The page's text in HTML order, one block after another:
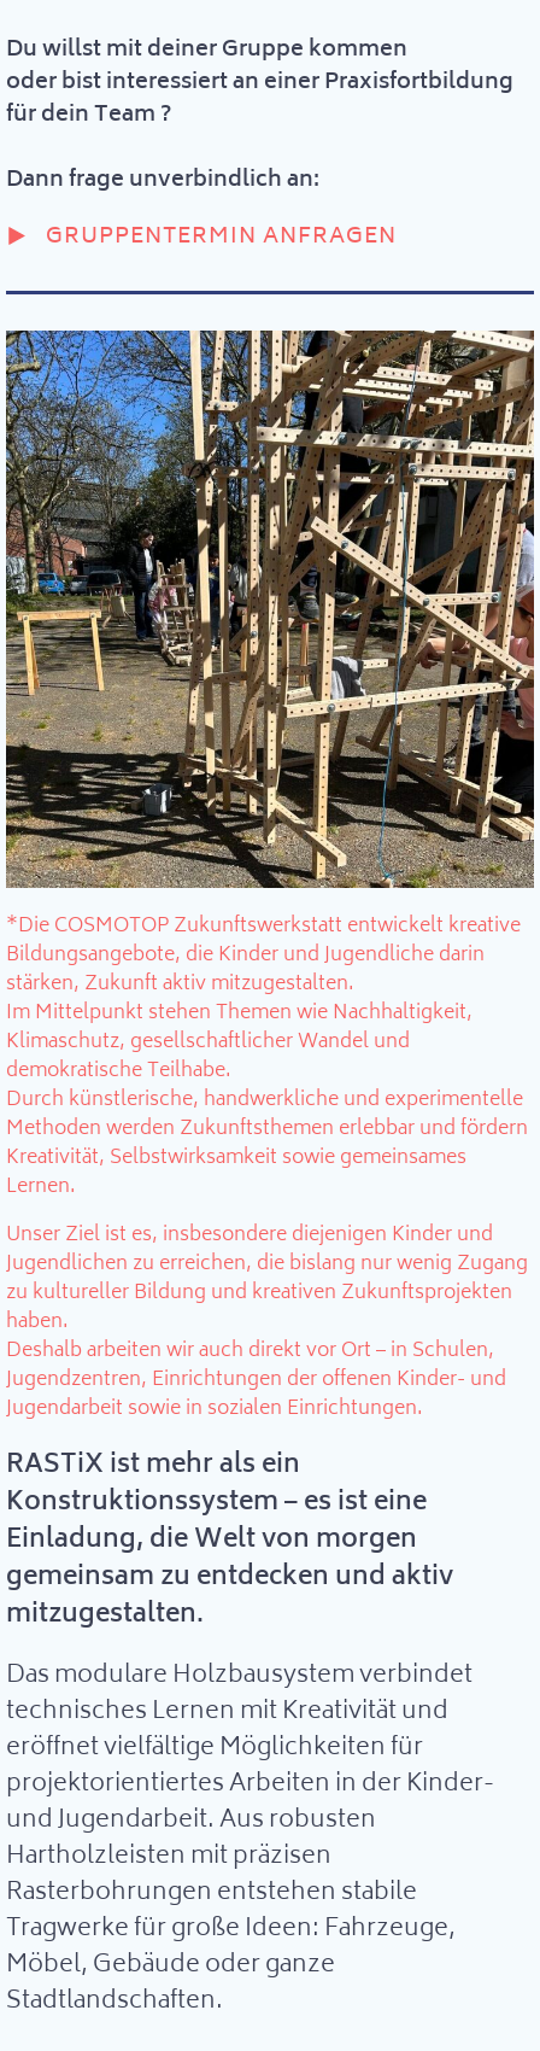
Du willst mit deiner Gruppe kommen
oder bist interessiert an einer Praxisfortbildung
für dein Team ?
Dann frage unverbindlich an:
GRUPPENTERMIN ANFRAGEN
*Die COSMOTOP Zukunftswerkstatt entwickelt kreative
Bildungsangebote, die Kinder und Jugendliche darin
stärken, Zukunft aktiv mitzugestalten.
Im Mittelpunkt stehen Themen wie Nachhaltigkeit,
Klimaschutz, gesellschaftlicher Wandel und
demokratische Teilhabe.
Durch künstlerische, handwerkliche und experimentelle
Methoden werden Zukunftsthemen erlebbar und fördern
Kreativität, Selbstwirksamkeit sowie gemeinsames
Lernen.
Unser Ziel ist es, insbesondere diejenigen Kinder und
Jugendlichen zu erreichen, die bislang nur wenig Zugang
zu kultureller Bildung und kreativen Zukunftsprojekten
haben.
Deshalb arbeiten wir auch direkt vor Ort – in Schulen,
Jugendzentren, Einrichtungen der offenen Kinder- und
Jugendarbeit sowie in sozialen Einrichtungen.
RASTiX ist mehr als ein
Konstruktionssystem – es ist eine
Einladung, die Welt von morgen
gemeinsam zu entdecken und aktiv
mitzugestalten.
Das modulare Holzbausystem verbindet
technisches Lernen mit Kreativität und
eröffnet vielfältige Möglichkeiten für
projektorientiertes Arbeiten in der Kinder-
und Jugendarbeit. Aus robusten
Hartholzleisten mit präzisen
Rasterbohrungen entstehen stabile
Tragwerke für große Ideen: Fahrzeuge,
Möbel, Gebäude oder ganze
Stadtlandschaften.